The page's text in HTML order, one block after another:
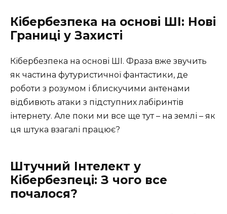
Кібербезпека на основі ШІ: Нові
Границі у Захисті
Кібербезпека на основі ШІ. Фраза вже звучить
як частина футуристичної фантастики, де
роботи з розумом і блискучими антенами
відбивють атаки з підступних лабіринтів
інтернету. Але поки ми все ще тут – на землі – як
ця штука взагалі працює?
Штучний Інтелект у
Кібербезпеці: З чого все
почалося?